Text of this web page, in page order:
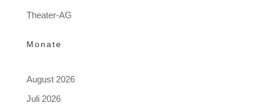
Theater-AG
Monate
August 2026
Juli 2026